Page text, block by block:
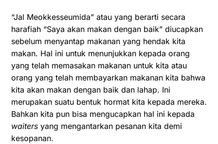
“Jal Meokkesseumida” atau yang berarti secara
harafiah “Saya akan makan dengan baik” diucapkan
sebelum menyantap makanan yang hendak kita
makan. Hal ini untuk menunjukkan kepada orang
yang telah memasakan makanan untuk kita atau
orang yang telah membayarkan makanan kita bahwa
kita akan makan dengan baik dan lahap. Ini
merupakan suatu bentuk hormat kita kepada mereka.
Bahkan kita pun bisa mengucapkan hal ini kepada
waiters yang mengantarkan pesanan kita demi
kesopanan.